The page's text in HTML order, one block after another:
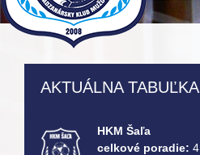
AKTUÁLNA TABUĽKA
HKM Šaľa
celkové poradie: 4